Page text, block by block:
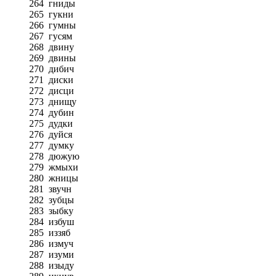
264 гниды
265 гукни
266 гумны
267 гусям
268 двину
269 двины
270 дибич
271
диски
272 дисци
273 днищу
274 дубин
275 дудки
276 дуйся
277 думку
278 дюжую
279 жмыхи
280 жницы
281
звучн
282 зубцы
283 зыбку
284 избуш
285 иззяб
286 измуч
287 изуми
288 изыду